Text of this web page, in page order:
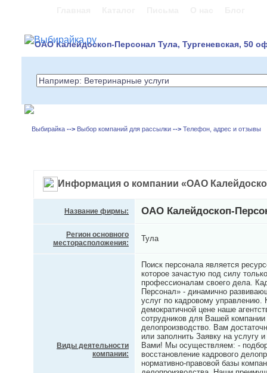
ОАО Калейдоскоп-Персонал Тула, Тургеневская, 50
Выбирайка --> Выбор компаний для рассылки --> Телефон, адрес и отзывы
Информация о компании «ОАО
Название фирмы: ОАО Калейдоскоп-
Регион основного
месторасположения:
Тула
Виды деятельности
компании:
Поиск персонала является
которое зачастую под силу
профессионалам своего дела.
Персонал» - динамично
услуг по кадровому управлению.
демократичной цене наше
сотрудников для Вашей
делопроизводство. Вам
или заполнить Заявку на услугу
Вами! Мы осуществляем: -
восстановление кадрового
нормативно-правовой базы